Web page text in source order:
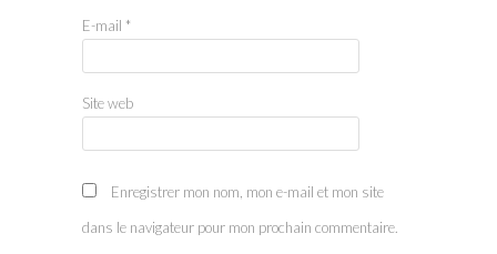
E-mail *
Site web
Enregistrer mon nom, mon e-mail et mon site
dans le navigateur pour mon prochain commentaire.